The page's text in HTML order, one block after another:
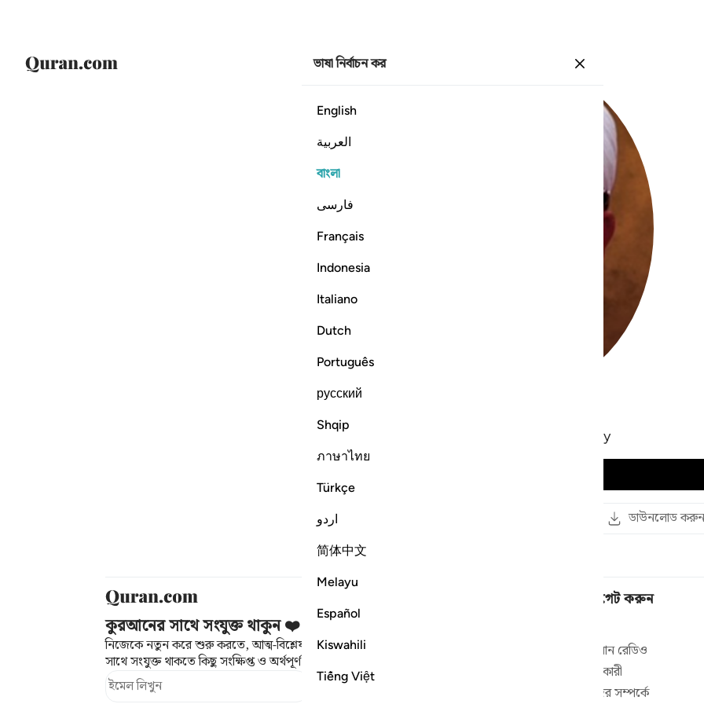
ভাষা নির্বাচন কর
English
العربية
বাংলা
فارسی
Français
Indonesia
Italiano
Dutch
Português
русский
Shqip
ภาษาไทย
Türkçe
اردو
简体中文
Melayu
Español
Kiswahili
Tiếng Việt
Mahmoud Khalil Al-Husary
ডাউনলোড করুন
কুরআনের সাথে সংযুক্ত থাকুন ❤️
নিজেকে নতুন করে শুরু করতে, আত্ম-বিশ্লেষণ করতে এবং কুরআনের
সাথে সংযুক্ত থাকতে কিছু সংক্ষিপ্ত ও অর্থপূর্ণ অনুস্মারক।
সাবস্ক্রাইব করুন
নেভিগেট করুন
কোরআন রেডিও
আবৃত্তিকারী
আমাদের সম্পর্কে